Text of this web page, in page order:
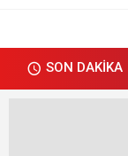
SON DAKİKA